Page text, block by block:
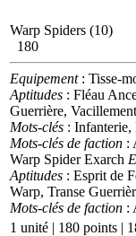
Warp Spiders (10)
180
Equipement: Tisse-
Aptitudes : Fléau
Guerrière, Vacillement
Mots-clés : Infanterie,
Mots-clés de faction :
Warp Spider Exarch
Aptitudes : Esprit de
Warp, Transe
Mots-clés de faction :
1 unité | 180 points |